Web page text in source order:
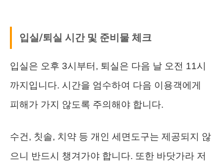
입실/퇴실 시간 및 준비물 체크
입실은 오후 3시부터, 퇴실은 다음 날 오전 11시
까지입니다. 시간을 엄수하여 다음 이용객에게
피해가 가지 않도록 주의해야 합니다.
수건, 칫솔, 치약 등 개인 세면도구는 제공되지 않
으니 반드시 챙겨가야 합니다. 또한 바닷가라 저